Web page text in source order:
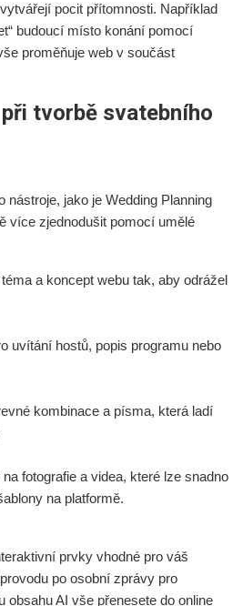
pocit přítomnosti. Například
budoucí místo konání pomocí
proměňuje web v součást
tvorbě svatebního
nástroje, jako je Wedding Planning
více zjednodušit pomocí umělé
a koncept webu tak, aby odrážel
uvítání hostů, popis programu nebo
kombinace a písma, která ladí
fotografie a videa, které lze snadno
na platformě.
prvky vhodné pro váš
po osobní zprávy pro
obsahu AI vše přenesete do online